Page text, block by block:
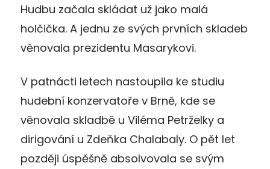
Hudbu začala skládat už jako malá
holčička. A jednu ze svých prvních skladeb
věnovala prezidentu Masarykovi.
V patnácti letech nastoupila ke studiu
hudební konzervatoře v Brně, kde se
věnovala skladbě u Viléma Petrželky a
dirigování u Zdeňka Chalabaly. O pět let
později úspěšně absolvovala se svým